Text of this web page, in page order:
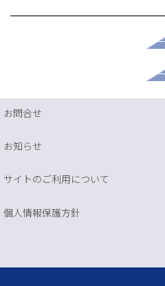
お問合せ
お知らせ
サイトのご利用について
個人情報保護方針